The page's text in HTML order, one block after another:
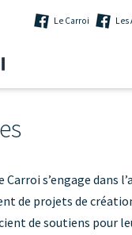
Le Carroi Les
Carroi s’engage dans
de projets de
de soutiens pour